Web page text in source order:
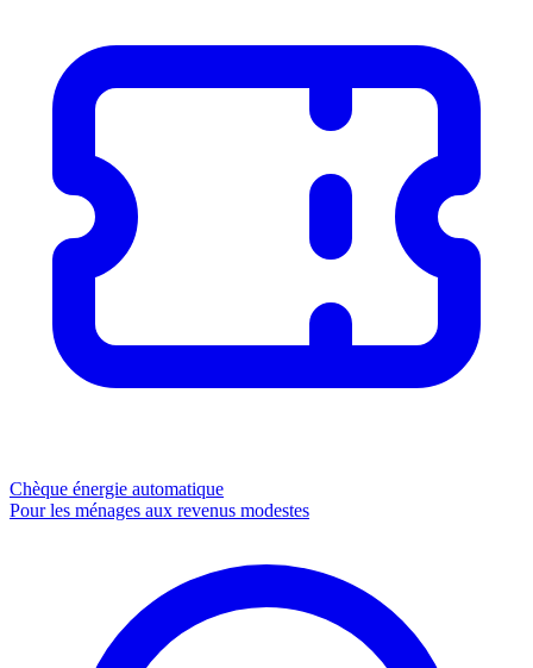
Chèque énergie automatique
Pour les ménages aux revenus modestes